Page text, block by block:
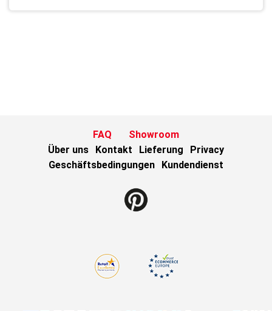
FAQ
Showroom
Über uns
Kontakt Lieferung
Privacy
Geschäftsbedingungen
Kundendienst